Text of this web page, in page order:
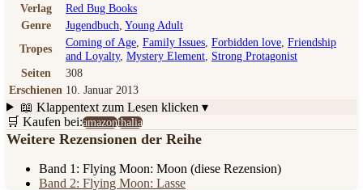
Verlag
Red Bug Books
Genre
Jugendbuch Young Adult
Tropes
Coming of Age Family Issues Forbidden love Friendship
and Loyalty, Mystery Element Strong Protagonist
Seiten
308
Erschienen 10. Januar 2013
📖 Klappentext zum Lesen klicken ▾
🛒 Kaufen bei:amazonthalia
Weitere Rezensionen der Reihe
Band 1: Flying Moon: Moon (diese Rezension)
Band 2: Flying Moon: Lasse